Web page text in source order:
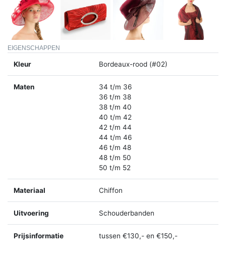
EIGENSCHAPPEN
Kleur Bordeaux-rood (#02)
Maten
34 t/m 36
36 t/m 38
38 t/m 40
40 t/m 42
42 t/m 44
44 t/m 46
46 t/m 48
48 t/m 50
50 t/m 52
Materiaal Chiffon
Uitvoering Schouderbanden
Prijsinformatie tussen €130,- en €150,-